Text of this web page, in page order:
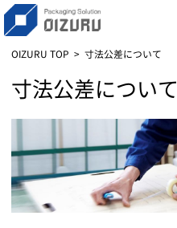
OIZURU TOP 寸法公差について
寸法公差について